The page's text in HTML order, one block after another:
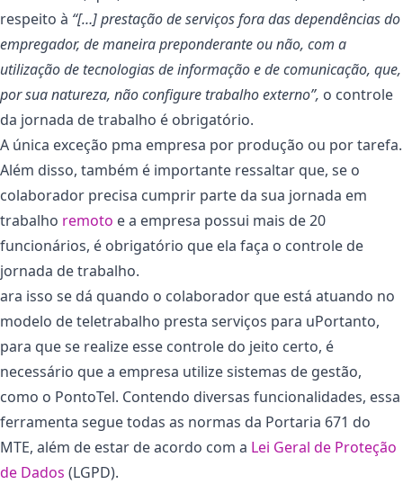
respeito à “[…] prestação de serviços fora das dependências do
empregador, de maneira preponderante ou não, com a
utilização de tecnologias de informação e de comunicação, que,
por sua natureza, não configure trabalho externo”, o controle
da jornada de trabalho é obrigatório.
A única exceção pma empresa por produção ou por tarefa.
Além disso, também é importante ressaltar que, se o
colaborador precisa cumprir parte da sua jornada em
trabalho remoto e a empresa possui mais de 20
funcionários, é obrigatório que ela faça o controle de
jornada de trabalho.
ara isso se dá quando o colaborador que está atuando no
modelo de teletrabalho presta serviços para uPortanto,
para que se realize esse controle do jeito certo, é
necessário que a empresa utilize sistemas de gestão,
como o PontoTel. Contendo diversas funcionalidades, essa
ferramenta segue todas as normas da Portaria 671 do
MTE, além de estar de acordo com a Lei Geral de Proteção
de Dados (LGPD).